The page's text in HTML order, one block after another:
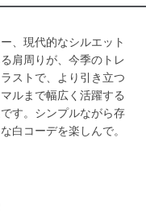
、現代的なシルエット
肩周りが、今季のトレ
ストで、より引き立つ
ルまで幅広く活躍する
す。シンプルながら存
白コーデを楽しんで。